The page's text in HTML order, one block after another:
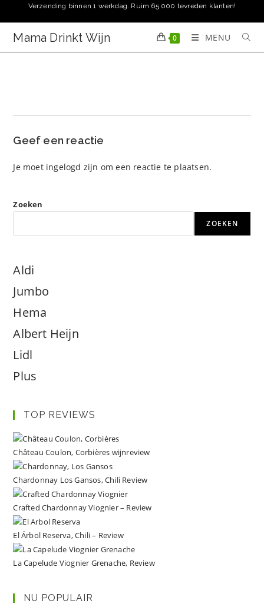
naar
inhoud
Verzending binnen 1 werkdag. Ruim 65.000 tevreden klanten!
Mama Drinkt Wijn 0 MENU
Geef een reactie
Je moet ingelogd zijn om een reactie te plaatsen.
Zoeken
ZOEKEN
Aldi
Jumbo
Hema
Albert Heijn
Lidl
Plus
TOP REVIEWS
Château Coulon, Corbières wijnreview
Chardonnay Los Gansos, Chili Review
Crafted Chardonnay Viognier – Review
El Árbol Reserva, Chili – Review
La Capelude Viognier Grenache, Review
NU POPULAIR